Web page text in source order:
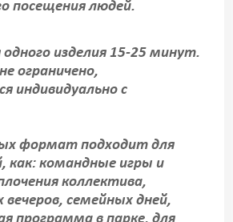
посещения людей.
одного изделия 15-25 минут.
ограничено,
индивидуально с
формат подходит для
как: командные игры и
коллектива,
семейных дней,